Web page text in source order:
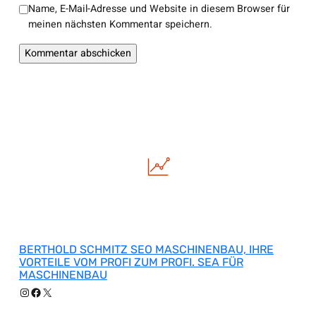
Name, E-Mail-Adresse und Website in diesem Browser für
meinen nächsten Kommentar speichern.
BERTHOLD SCHMITZ SEO MASCHINENBAU, IHRE
VORTEILE VOM PROFI ZUM PROFI. SEA FÜR
MASCHINENBAU
Instagram
Facebook
X